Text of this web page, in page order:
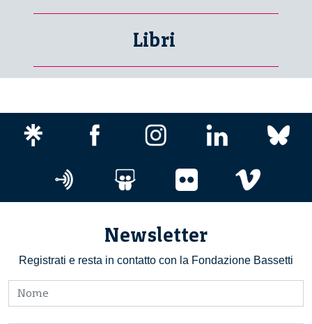
Libri
Newsletter
Registrati e resta in contatto con la Fondazione Bassetti